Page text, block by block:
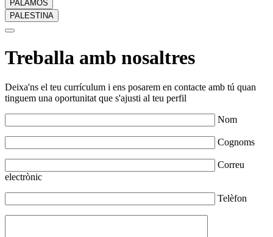
PALAMÓS
PALESTINA
Treballa amb nosaltres
Deixa'ns el teu currículum i ens posarem en contacte amb tú quan
tinguem una oportunitat que s'ajusti al teu perfil
Nom
Cognoms
Correu
electrònic
Telèfon